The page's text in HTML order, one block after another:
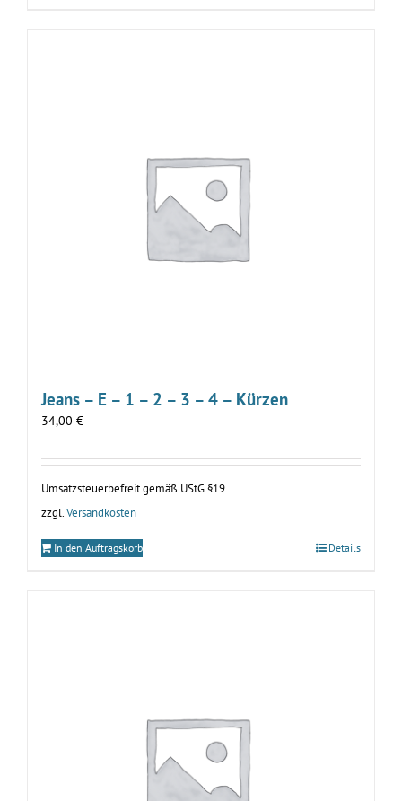
Jeans – E – 1 – 2 – 3 – 4 – Kürzen
34,00 €
Umsatzsteuerbefreit gemäß UStG §19
zzgl. Versandkosten
In den Auftragskorb Details